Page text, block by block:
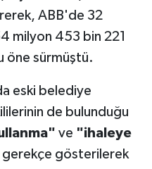
ABB'de 32
milyon 453 bin 221
öne sürmüştü.
eski belediye
de bulunduğu
ve "ihaleye
gerekçe gösterilerek